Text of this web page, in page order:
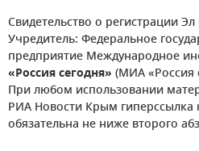
Свидетельство о регистрации
Учредитель: Федеральное
предприятие Международное
«Россия сегодня» (МИА «Россия
При любом использовании
РИА Новости Крым
обязательна не ниже второго